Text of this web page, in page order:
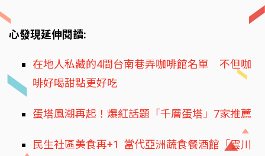
心發現延伸閱讀:
在地人私藏的4間台南巷弄咖啡館名單 不但咖
啡好喝甜點更好吃
蛋塔風潮再起！爆紅話題「千層蛋塔」7家推薦
民生社區美食再+1 當代亞洲蔬食餐酒館「雲川